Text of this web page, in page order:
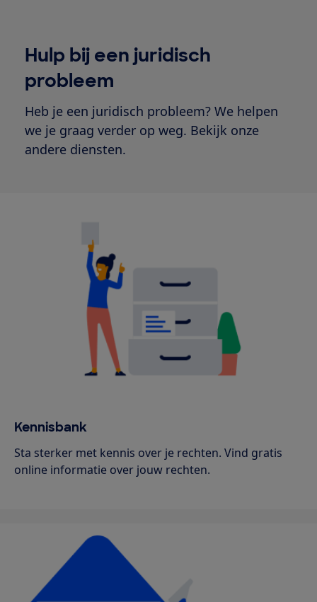
Hulp bij een juridisch
probleem
Heb je een juridisch probleem? We helpen
we je graag verder op weg. Bekijk onze
andere diensten.
Kennisbank
Sta sterker met kennis over je rechten. Vind gratis
online informatie over jouw rechten.